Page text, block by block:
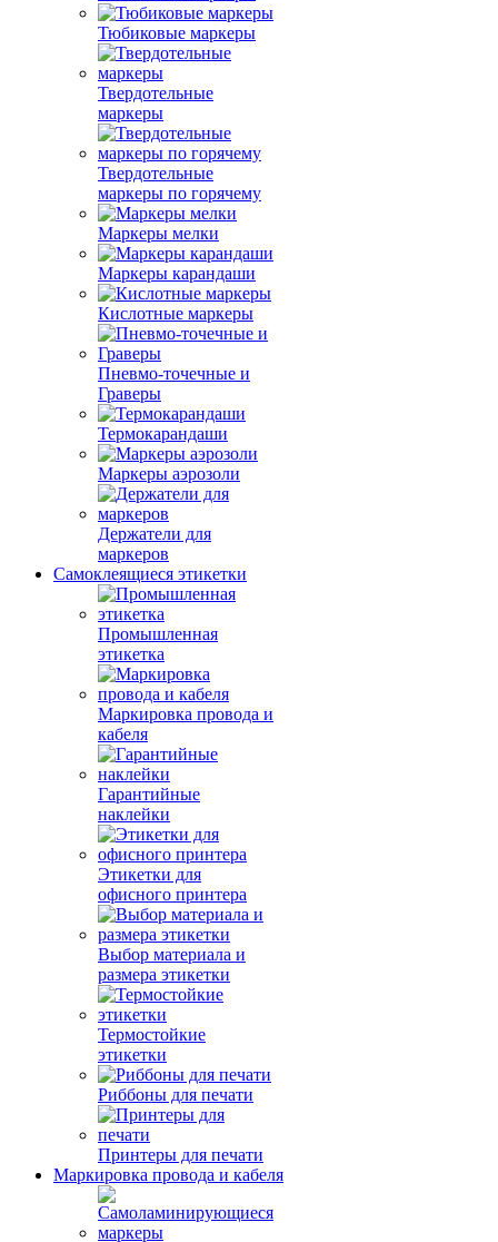
Тюбиковые маркеры
Твердотельные
маркеры
Твердотельные
маркеры по горячему
Маркеры мелки
Маркеры карандаши
Кислотные маркеры
Пневмо-точечные и
Граверы
Термокарандаши
Маркеры аэрозоли
Держатели для
маркеров
Самоклеящиеся этикетки
Промышленная
этикетка
Маркировка провода и
кабеля
Гарантийные
наклейки
Этикетки для
офисного принтера
Выбор материала и
размера этикетки
Термостойкие
этикетки
Риббоны для печати
Принтеры для печати
Маркировка провода и кабеля